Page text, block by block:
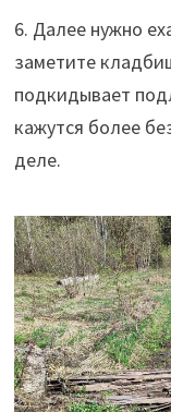
6. Далее нужно
заметите
подкидывает
кажутся более
деле.